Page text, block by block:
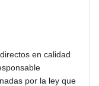
en calidad
por la ley que